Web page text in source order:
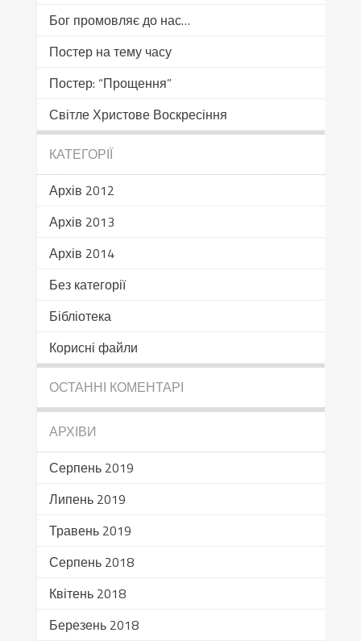
Бог промовляє до нас…
Постер на тему часу
Постер: “Прощення”
Світле Христове Воскресіння
КАТЕГОРІЇ
Архів 2012
Архів 2013
Архів 2014
Без категорії
Бібліотека
Корисні файли
ОСТАННІ КОМЕНТАРІ
АРХІВИ
Серпень 2019
Липень 2019
Травень 2019
Серпень 2018
Квітень 2018
Березень 2018